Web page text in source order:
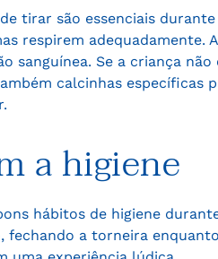
tirar são essenciais
respirem adequadamente.
sanguínea. Se a criança
calcinhas específicas
a higiene
hábitos de higiene
fechando a torneira